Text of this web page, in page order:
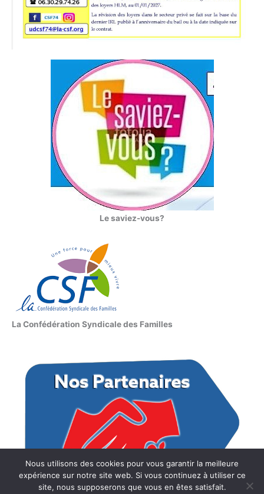
Le saviez-vous?
La Confédération Syndicale des Familles
Nous utilisons des cookies pour vous garantir la meilleure
expérience sur notre site web. Si vous continuez à utiliser ce
site, nous supposerons que vous en êtes satisfait.